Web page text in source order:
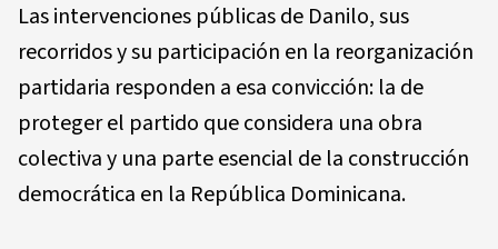
Las intervenciones públicas de Danilo, sus
recorridos y su participación en la reorganización
partidaria responden a esa convicción: la de
proteger el partido que considera una obra
colectiva y una parte esencial de la construcción
democrática en la República Dominicana.